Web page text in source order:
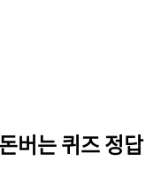
버는 퀴즈 정답